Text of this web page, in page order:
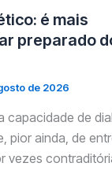
é mais
preparado
de 2026
capacidade de
pior ainda, de
vezes